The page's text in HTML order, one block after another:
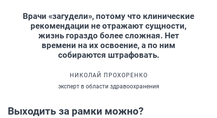
Врачи «загудели», потому что клинические
рекомендации не отражают сущности,
жизнь гораздо более сложная. Нет
времени на их освоение, а по ним
собираются штрафовать.
НИКОЛАЙ ПРОХОРЕНКО
эксперт в области здравоохранения
Выходить за рамки можно?